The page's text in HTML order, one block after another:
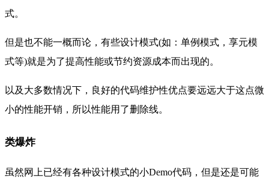
式。
但是也不能一概而论，有些设计模式(如：单例模式，享元模
式等)就是为了提高性能或节约资源成本而出现的。
以及大多数情况下，良好的代码维护性优点要远远大于这点微
小的性能开销，所以性能用了删除线。
类爆炸
虽然网上已经有各种设计模式的小Demo代码，但是还是可能